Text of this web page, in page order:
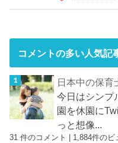
コメントの多い人気記
日本中の保育
今日はシンプ
園を休園に
っと想像...
31 件のコメント | 1,884件のビ